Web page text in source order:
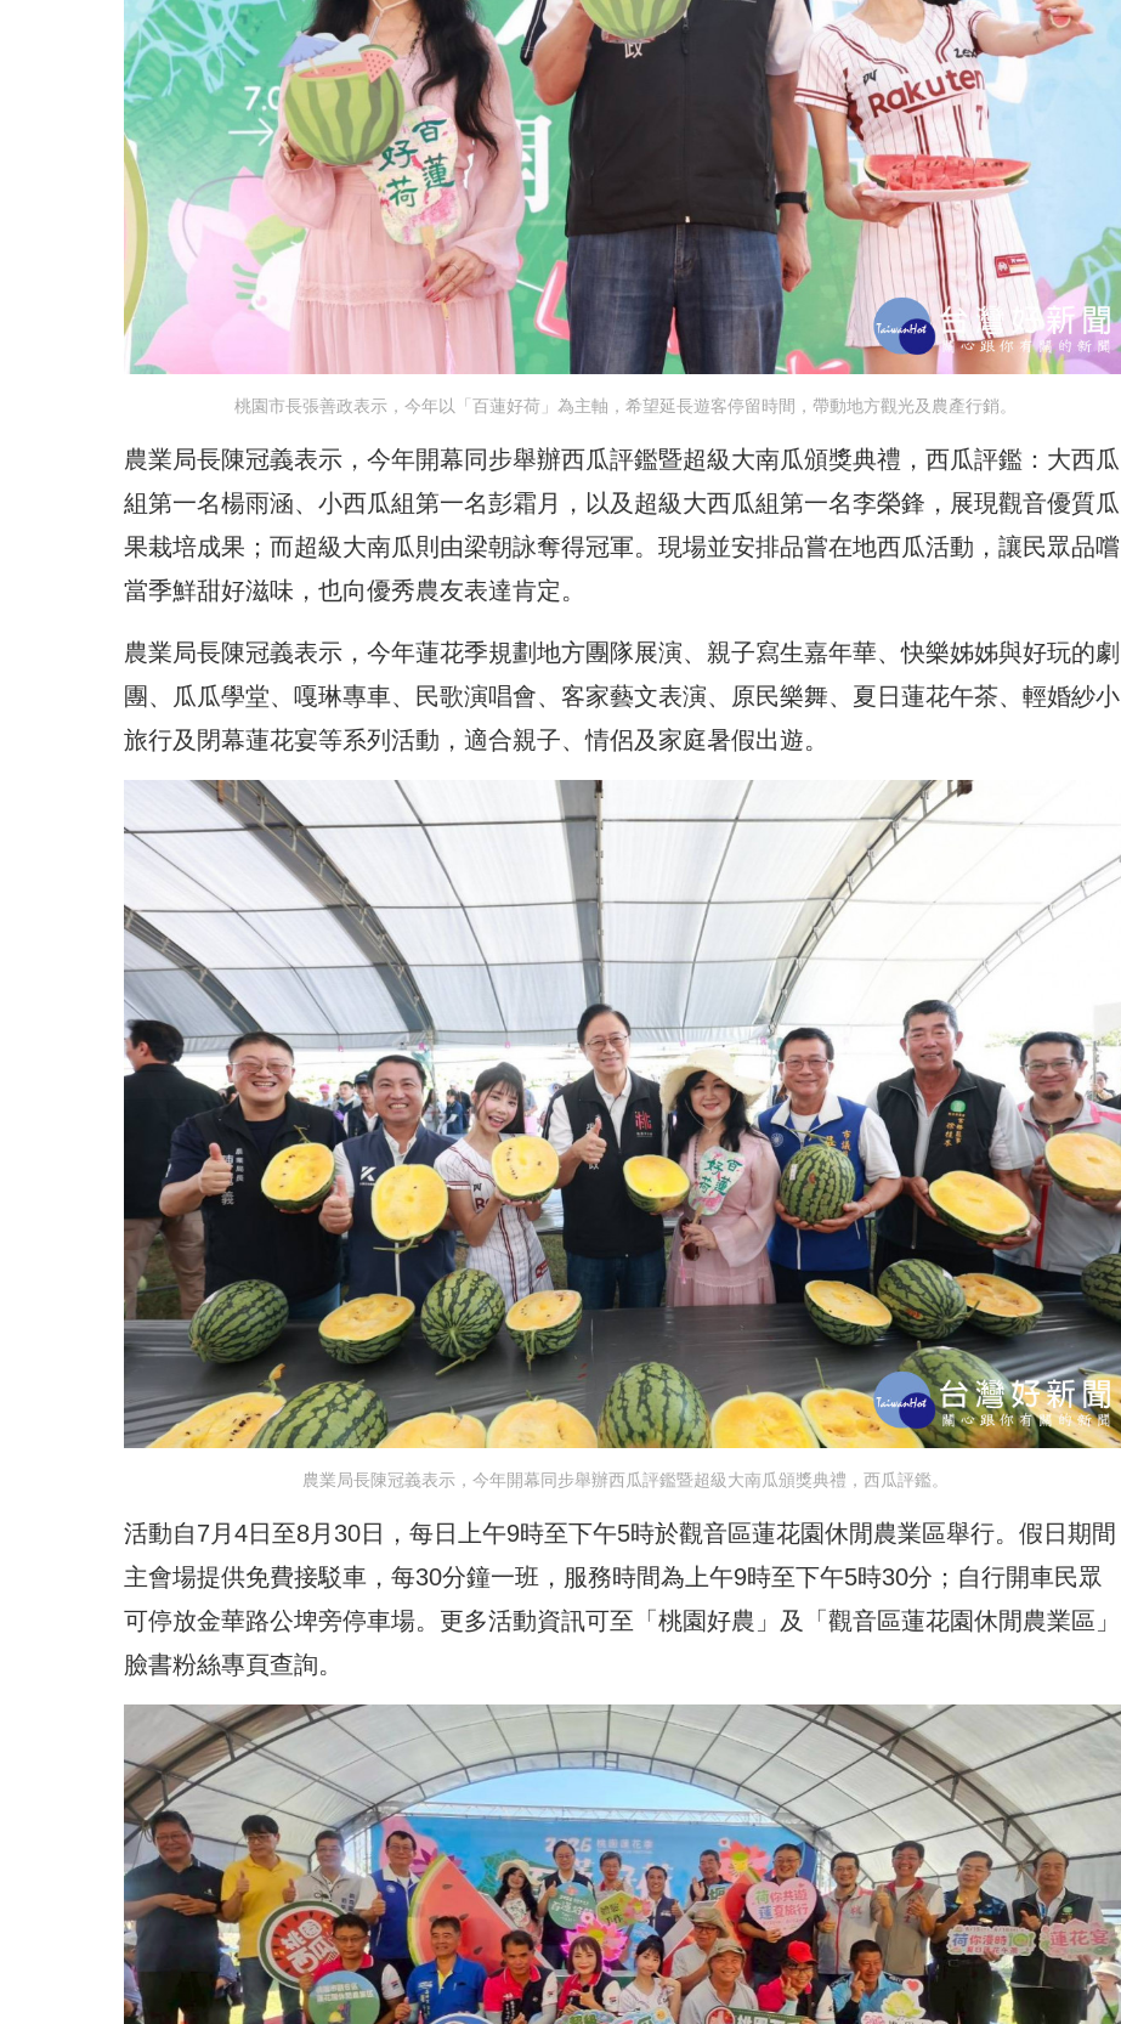
桃園市長張善政表示，今年以「百蓮好荷」為主軸，希望延長遊客停留時間，帶動地方觀光及農產行銷。
農業局長陳冠義表示，今年開幕同步舉辦西瓜評鑑暨超級大南瓜頒獎典禮，西瓜評鑑：大西瓜
組第一名楊雨涵、小西瓜組第一名彭霜月，以及超級大西瓜組第一名李榮鋒，展現觀音優質瓜
果栽培成果；而超級大南瓜則由梁朝詠奪得冠軍。現場並安排品嘗在地西瓜活動，讓民眾品嚐
當季鮮甜好滋味，也向優秀農友表達肯定。
農業局長陳冠義表示，今年蓮花季規劃地方團隊展演、親子寫生嘉年華、快樂姊姊與好玩的劇
團、瓜瓜學堂、嘎琳專車、民歌演唱會、客家藝文表演、原民樂舞、夏日蓮花午茶、輕婚紗小
旅行及閉幕蓮花宴等系列活動，適合親子、情侶及家庭暑假出遊。
農業局長陳冠義表示，今年開幕同步舉辦西瓜評鑑暨超級大南瓜頒獎典禮，西瓜評鑑。
活動自7月4日至8月30日，每日上午9時至下午5時於觀音區蓮花園休閒農業區舉行。假日期間
主會場提供免費接駁車，每30分鐘一班，服務時間為上午9時至下午5時30分；自行開車民眾
可停放金華路公埤旁停車場。更多活動資訊可至「桃園好農」及「觀音區蓮花園休閒農業區」
臉書粉絲專頁查詢。